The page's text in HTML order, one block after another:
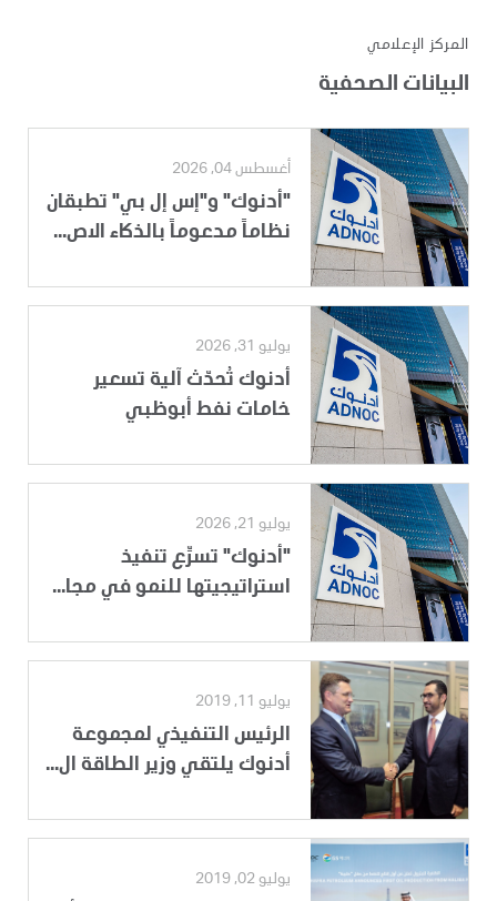
المركز الإعلامي
البيانات الصحفية
أغسطس 04, 2026
"أدنوك" و"إس إل بي" تطبقان
نظاماً مدعوماً بالذكاء الاص...
يوليو 31, 2026
أدنوك تُحدّث آلية تسعير
خامات نفط أبوظبي
يوليو 21, 2026
"أدنوك" تسرِّع تنفيذ
استراتيجيتها للنمو في مجا...
يوليو 11, 2019
الرئيس التنفيذي لمجموعة
أدنوك يلتقي وزير الطاقة ال...
يوليو 02, 2019